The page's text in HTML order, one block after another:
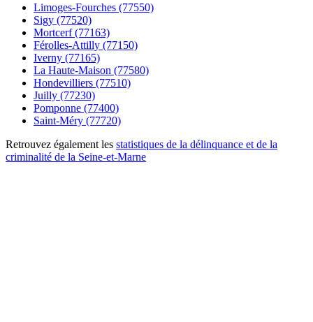
Limoges-Fourches (77550)
Sigy (77520)
Mortcerf (77163)
Férolles-Attilly (77150)
Iverny (77165)
La Haute-Maison (77580)
Hondevilliers (77510)
Juilly (77230)
Pomponne (77400)
Saint-Méry (77720)
Retrouvez également les statistiques de la délinquance et de la
criminalité de la Seine-et-Marne